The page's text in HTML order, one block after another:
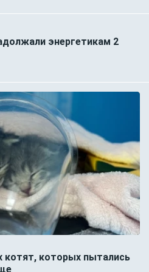
энергетикам 2
котят, которых пытались